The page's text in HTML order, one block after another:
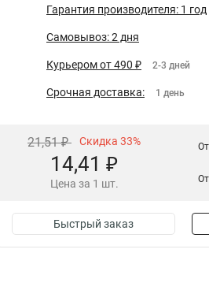
Гарантия производителя: 1 год
Самовывоз: 2 дня
Курьером от 490 ₽ 2-3 дней
Срочная доставка: 1 день
21,51 ₽ Скидка 33%
14,41 ₽
Цена за 1 шт.
Быстрый заказ